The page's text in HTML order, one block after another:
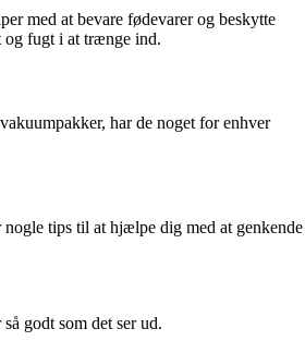
med at bevare fødevarer og beskytte
og fugt i at trænge ind.
har de noget for enhver
tips til at hjælpe dig med at genkende
godt som det ser ud.